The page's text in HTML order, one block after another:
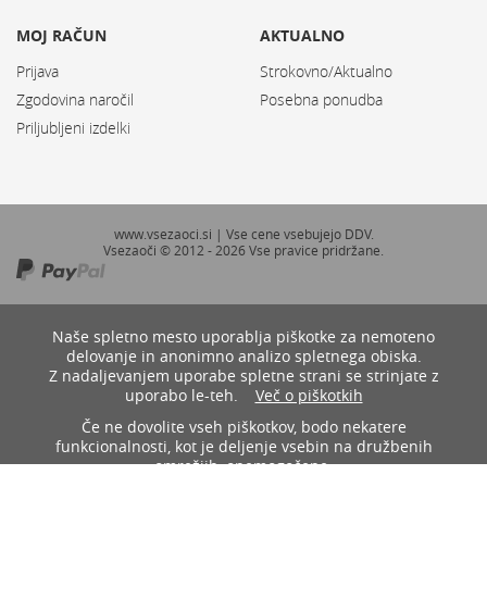
MOJ RAČUN
Prijava
Zgodovina naročil
Priljubljeni izdelki
AKTUALNO
Strokovno/Aktualno
Posebna ponudba
www.vsezaoci.si | Vse cene vsebujejo DDV.
Vsezaoči © 2012 - 2026 Vse pravice pridržane.
Naše spletno mesto uporablja piškotke za nemoteno
delovanje in anonimno analizo spletnega obiska.
Z nadaljevanjem uporabe spletne strani se strinjate z
uporabo le-teh. Več o piškotkih
Če ne dovolite vseh piškotkov, bodo nekatere
funkcionalnosti, kot je deljenje vsebin na družbenih
omrežjih, onemogočene.